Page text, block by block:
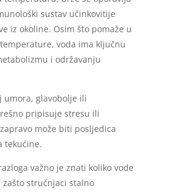
sustav učinkovitije
iz okoline. Osim što pomaže u
voda ima ključnu
i održavanju
umora, glavobolje ili
pripisuje stresu ili
može biti posljedica
tekućine.
važno je znati koliko vode
stručnjaci stalno